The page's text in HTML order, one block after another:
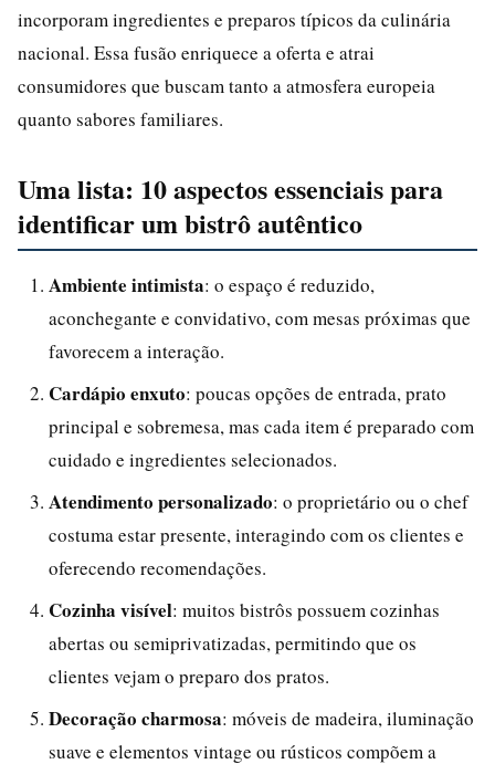
incorporam ingredientes e preparos típicos da culinária
nacional. Essa fusão enriquece a oferta e atrai
consumidores que buscam tanto a atmosfera europeia
quanto sabores familiares.
Uma lista: 10 aspectos essenciais para
identificar um bistrô autêntico
Ambiente intimista: o espaço é reduzido,
aconchegante e convidativo, com mesas próximas que
favorecem a interação.
Cardápio enxuto: poucas opções de entrada, prato
principal e sobremesa, mas cada item é preparado com
cuidado e ingredientes selecionados.
Atendimento personalizado: o proprietário ou o chef
costuma estar presente, interagindo com os clientes e
oferecendo recomendações.
Cozinha visível: muitos bistrôs possuem cozinhas
abertas ou semiprivatizadas, permitindo que os
clientes vejam o preparo dos pratos.
Decoração charmosa: móveis de madeira, iluminação
suave e elementos vintage ou rústicos compõem a